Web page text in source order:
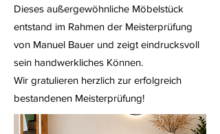
Dieses außergewöhnliche Möbelstück
entstand im Rahmen der Meisterprüfung
von Manuel Bauer und zeigt eindrucksvoll
sein handwerkliches Können.
Wir gratulieren herzlich zur erfolgreich
bestandenen Meisterprüfung!